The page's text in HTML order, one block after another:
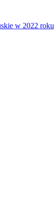
w 2022 roku